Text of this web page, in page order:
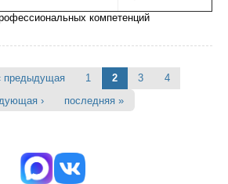
компетенций
ЦПКП и стажировочными площадками на
предыдущая 1 2 3
4
›
последняя »